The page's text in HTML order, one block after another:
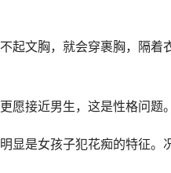
起文胸，就会穿裹胸，隔着
愿接近男生，这是性格问题
显是女孩子犯花痴的特征。